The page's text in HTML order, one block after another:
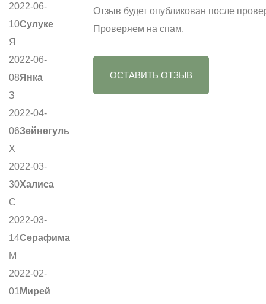
2022-06-
10Сулуке
Я
2022-06-
08Янка
З
2022-04-
06Зейнегуль
Х
2022-03-
30Халиса
С
2022-03-
14Серафима
М
2022-02-
01 Мирей
Отзыв будет опубликован после
Проверяем на спам.
ОСТАВИТЬ ОТЗЫВ